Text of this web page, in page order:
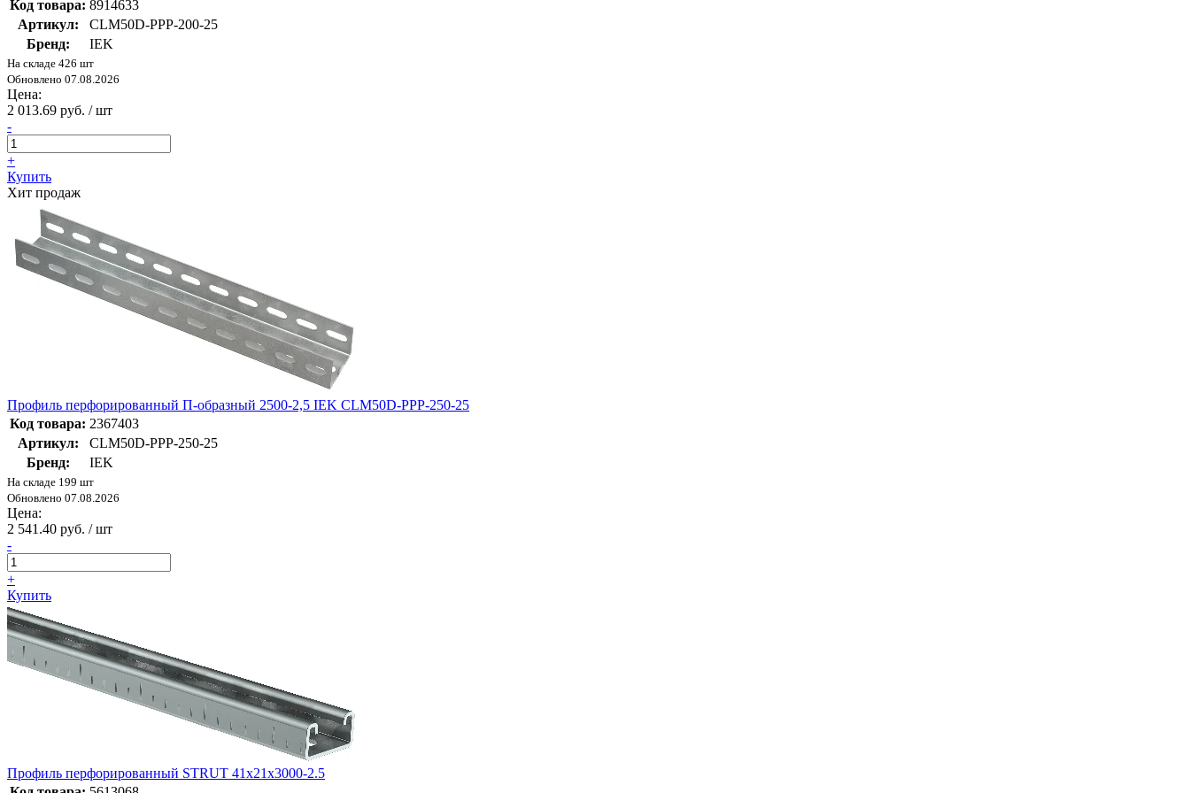
Код товара: 8914633
Артикул:
CLM50D-PPP-200-25
Бренд:
IEK
На складе 426 шт
Обновлено 07.08.2026
Цена:
2 013.69 руб. / шт
-
+
Купить
Хит продаж
Профиль перфорированный П-образный 2500-2,5 IEK CLM50D-PPP-250-25
Код товара: 2367403
Артикул:
CLM50D-PPP-250-25
Бренд:
IEK
На складе 199 шт
Обновлено 07.08.2026
Цена:
2 541.40 руб. / шт
-
+
Купить
Профиль перфорированный STRUT 41x21х3000-2.5